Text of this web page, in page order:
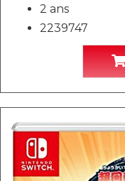
2 ans
2239747